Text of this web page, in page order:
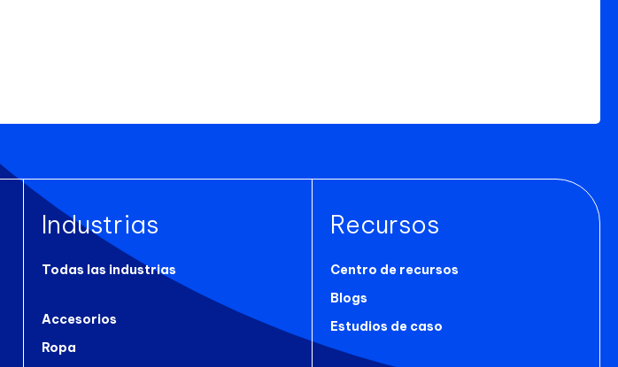
Industrias
Todas las industrias
Accesorios
Ropa
Recursos
Centro de recursos
Blogs
Estudios de caso